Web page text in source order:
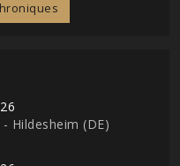
Hildesheim (DE)